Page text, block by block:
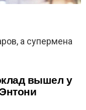
а супермена
вышел у